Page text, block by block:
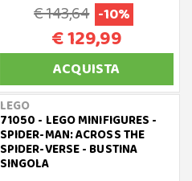
€ 143,64 -10%
€ 129,99
ACQUISTA
LEGO
71050 - LEGO MINIFIGURES -
SPIDER-MAN: ACROSS THE
SPIDER-VERSE - BUSTINA
SINGOLA